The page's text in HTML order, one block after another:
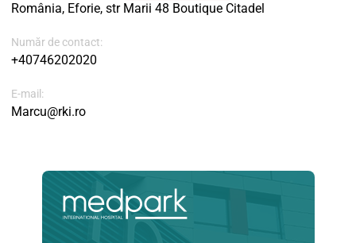
România, Eforie, str Marii 48 Boutique Citadel
Număr de contact:
+40746202020
E-mail:
Marcu@rki.ro